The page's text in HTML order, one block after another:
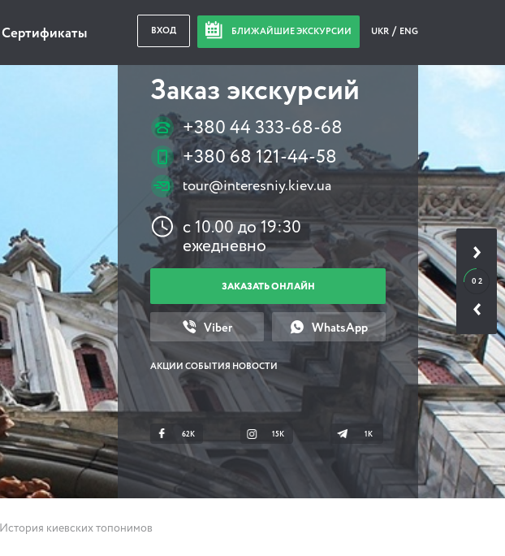
Сертификаты ВХОД БЛИЖАЙШИЕ ЭКСКУРСИИ UKR ENG
0 2
Заказ экскурсий
+380 44 333-68-68
+380 68 121-44-58
tour@interesniy.kiev.ua
с 10.00 до 19:30
ежедневно
ЗАКАЗАТЬ ОНЛАЙН
Viber WhatsApp
АКЦИИ СОБЫТИЯ НОВОСТИ
62K 15K 1К
История киевских топонимов